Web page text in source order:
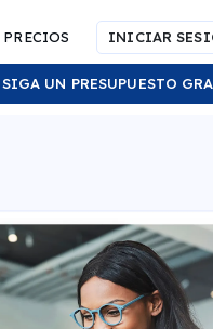
PRECIOS INICIAR
UN PRESUPUESTO